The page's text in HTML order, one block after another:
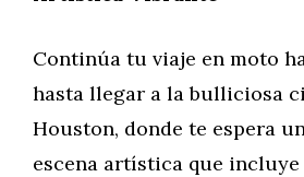
Continúa tu viaje en moto
hasta llegar a la bulliciosa
Houston, donde te espera
escena artística que